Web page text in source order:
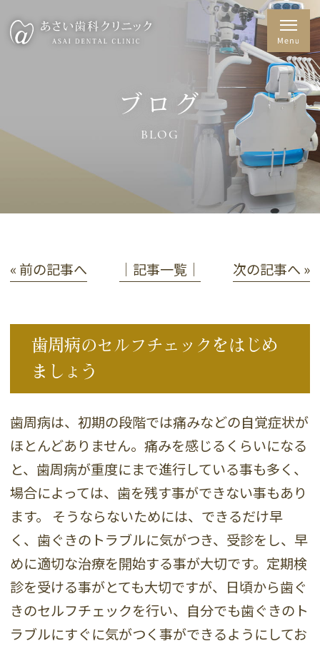
ブログ
BLOG
« 前の記事へ │記事一覧│ 次の記事へ »
歯周病のセルフチェックをはじめ
ましょう
歯周病は、初期の段階では痛みなどの自覚症状が
ほとんどありません。痛みを感じるくらいになる
と、歯周病が重度にまで進行している事も多く、
場合によっては、歯を残す事ができない事もあり
ます。 そうならないためには、できるだけ早
く、歯ぐきのトラブルに気がつき、受診をし、早
めに適切な治療を開始する事が大切です。定期検
診を受ける事がとても大切ですが、日頃から歯ぐ
きのセルフチェックを行い、自分でも歯ぐきのト
ラブルにすぐに気がつく事ができるようにしてお